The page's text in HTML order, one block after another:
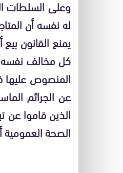
وعلى السلطات
له نفسه أن
يمنع القانون
عن الجرائم
الذين قاموا عن
الصحة العمومية